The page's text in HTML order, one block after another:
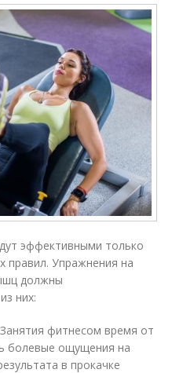
эффективными только
правил. Упражнения на
должны
них:
фитнесом время от
болевые ощущения на
в прокачке